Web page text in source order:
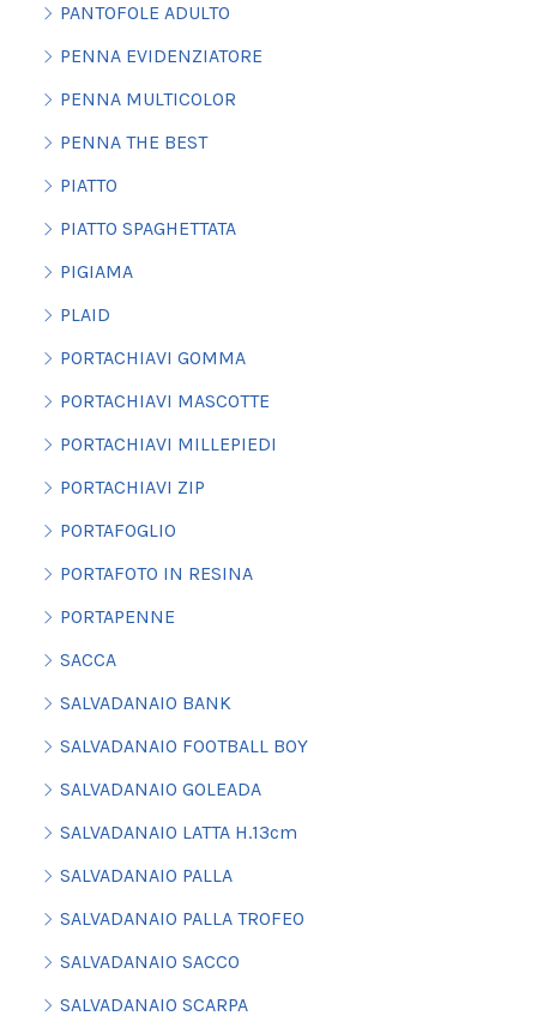
PANTOFOLE ADULTO
PENNA EVIDENZIATORE
PENNA MULTICOLOR
PENNA THE BEST
PIATTO
PIATTO SPAGHETTATA
PIGIAMA
PLAID
PORTACHIAVI GOMMA
PORTACHIAVI MASCOTTE
PORTACHIAVI MILLEPIEDI
PORTACHIAVI ZIP
PORTAFOGLIO
PORTAFOTO IN RESINA
PORTAPENNE
SACCA
SALVADANAIO BANK
SALVADANAIO FOOTBALL BOY
SALVADANAIO GOLEADA
SALVADANAIO LATTA H.13cm
SALVADANAIO PALLA
SALVADANAIO PALLA TROFEO
SALVADANAIO SACCO
SALVADANAIO SCARPA